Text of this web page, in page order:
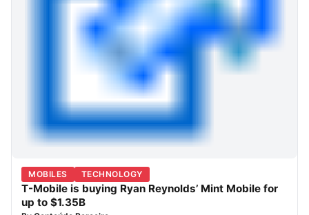
MOBILES TECHNOLOGY
T-Mobile is buying Ryan Reynolds’ Mint Mobile for
up to $1.35B